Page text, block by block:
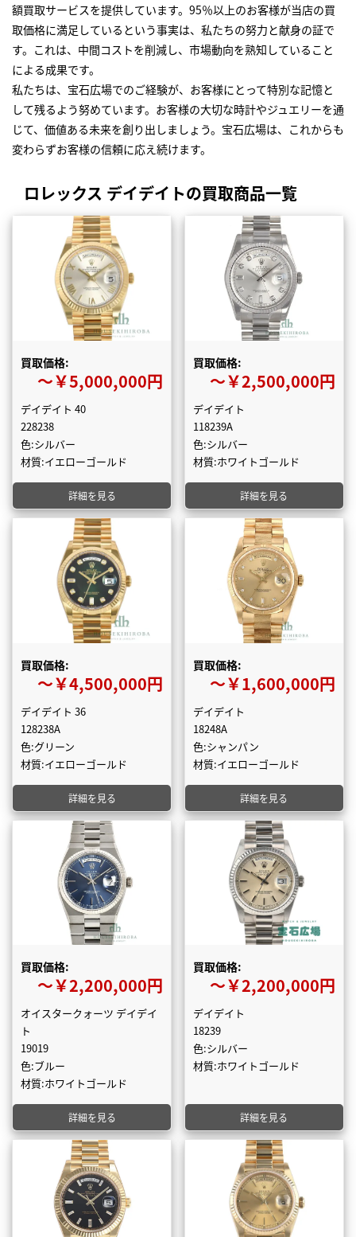
額買取サービスを提供しています。95％以上のお客様が当店の買
取価格に満足しているという事実は、私たちの努力と献身の証で
す。これは、中間コストを削減し、市場動向を熟知していること
による成果です。
私たちは、宝石広場でのご経験が、お客様にとって特別な記憶と
して残るよう努めています。お客様の大切な時計やジュエリーを通
じて、価値ある未来を創り出しましょう。宝石広場は、これからも
変わらずお客様の信頼に応え続けます。
ロレックス デイデイトの買取商品一覧
買取価格:
〜￥5,000,000円
デイデイト 40
228238
色:シルバー
材質:イエローゴールド
詳細を見る
買取価格:
〜￥2,500,000円
デイデイト
118239A
色:シルバー
材質:ホワイトゴールド
詳細を見る
買取価格:
〜￥4,500,000円
デイデイト 36
128238A
色:グリーン
材質:イエローゴールド
詳細を見る
買取価格:
〜￥1,600,000円
デイデイト
18248A
色:シャンパン
材質:イエローゴールド
詳細を見る
買取価格:
〜￥2,200,000円
オイスタークォーツ デイデイ
ト
19019
色:ブルー
材質:ホワイトゴールド
詳細を見る
買取価格:
〜￥2,200,000円
デイデイト
18239
色:シルバー
材質:ホワイトゴールド
詳細を見る